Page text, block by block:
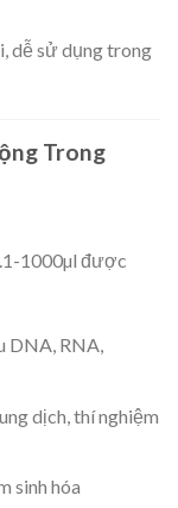
dễ sử dụng trong
Trong
1000µl được
DNA, RNA,
dịch, thí nghiệm
sinh hóa